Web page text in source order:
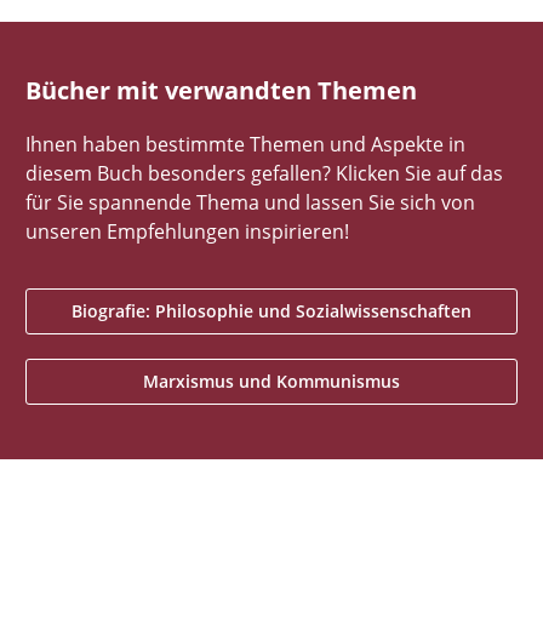
Bücher mit verwandten Themen
Ihnen haben bestimmte Themen und Aspekte in
diesem Buch besonders gefallen? Klicken Sie auf das
für Sie spannende Thema und lassen Sie sich von
unseren Empfehlungen inspirieren!
Biografie: Philosophie und Sozialwissenschaften
Marxismus und Kommunismus